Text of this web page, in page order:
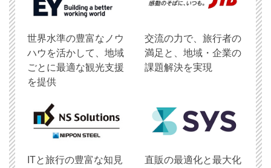
世界水準の豊富なノウ
ハウを活かして、地域
ごとに最適な観光支援
を提供
交流の力で、旅行者の
満足と、地域・企業の
課題解決を実現
ITと旅行の豊富な知見
直販の最適化と最大化